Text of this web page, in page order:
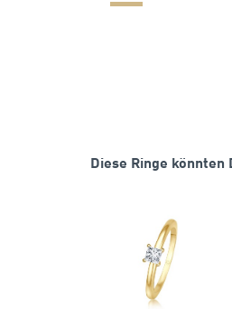
Diese Ringe